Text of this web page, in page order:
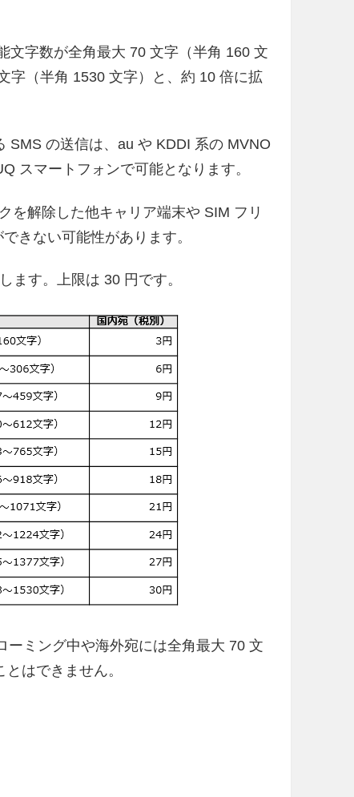
文字数が全角最大 70 文字（半角 160 文
字（半角 1530 文字）と、約 10 倍に拡
SMS の送信は、au や KDDI 系の MVNO
スマートフォンで可能となります。
を解除した他キャリア端末や SIM フリ
きない可能性があります。
ます。上限は 30 円です。
ーミング中や海外宛には全角最大 70 文
はできません。